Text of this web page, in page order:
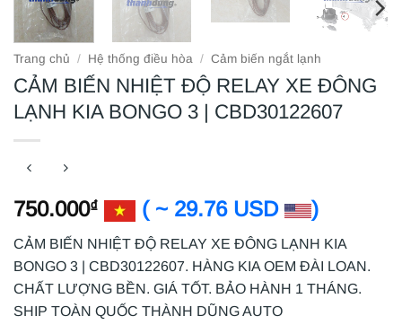
Trang chủ / Hệ thống điều hòa / Cảm biến ngắt lạnh
CẢM BIẾN NHIỆT ĐỘ RELAY XE ĐÔNG
LẠNH KIA BONGO 3 | CBD30122607
750.000₫ ( ~ 29.76 USD )
CẢM BIẾN NHIỆT ĐỘ RELAY XE ĐÔNG LẠNH KIA
BONGO 3 | CBD30122607. HÀNG KIA OEM ĐÀI LOAN.
CHẤT LƯỢNG BỀN. GIÁ TỐT. BẢO HÀNH 1 THÁNG.
SHIP TOÀN QUỐC THÀNH DŨNG AUTO